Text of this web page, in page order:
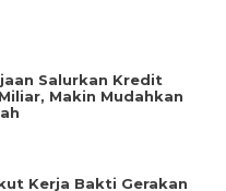
Salurkan Kredit
Makin Mudahkan
Kerja Bakti Gerakan